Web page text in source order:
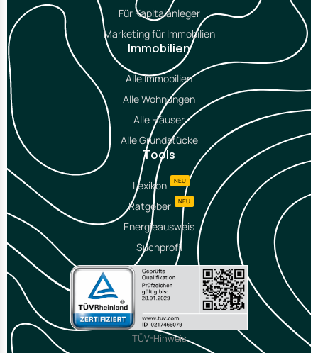
Für Kapitalanleger
Marketing für Immobilien
Immobilien
Alle Immobilien
Alle Wohnungen
Alle Häuser
Alle Grundstücke
Tools
Lexikon NEU
Ratgeber NEU
Energieausweis
Suchprofil
TÜV-Hinweis